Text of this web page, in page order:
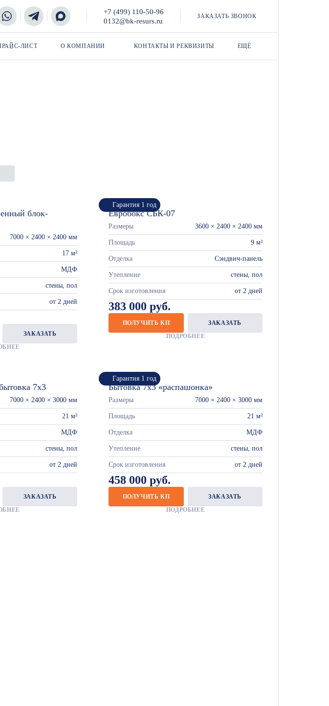
+7 (499) 110-50-96
0132@bk-resurs.ru
ЗАКАЗАТЬ ЗВОНОК
ЛИСТ О КОМПАНИИ КОНТАКТЫ И РЕКВИЗИТЫ ЕЩЁ
блок-
7000 × 2400 × 2400 мм
17 м²
МДФ
стены, пол
от 2 дней
ЗАКАЗАТЬ
Гарантия 1 год
Евробокс СБК-07
Размеры 3600 × 2400 × 2400 мм
Площадь 9 м²
Отделка Сэндвич-панель
Утепление стены, пол
Срок изготовления от 2 дней
383 000 руб.
ПОЛУЧИТЬ КП
ЗАКАЗАТЬ
ПОДРОБНЕЕ
7х3
7000 × 2400 × 3000 мм
21 м²
МДФ
стены, пол
от 2 дней
ЗАКАЗАТЬ
Гарантия 1 год
Бытовка 7х3 «распашонка»
Размеры 7000 × 2400 × 3000 мм
Площадь 21 м²
Отделка МДФ
Утепление стены, пол
Срок изготовления от 2 дней
458 000 руб.
ПОЛУЧИТЬ КП
ЗАКАЗАТЬ
ПОДРОБНЕЕ